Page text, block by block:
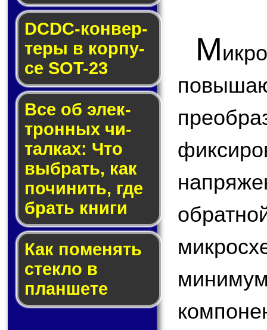
DCDC-кон­вер­
те­ры в кор­пу­
се SOT-23
Все об элек­
трон­ных чи­
тал­ках: Что
выб­рать, как
по­чи­нить, где
брать кни­ги
Как по­ме­нять
стек­ло в
планшете
М